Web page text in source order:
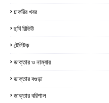
চাকরির খবর
ছবি রিভিউ
টেলিটক
ডাক্তার ও নাম্বার
ডাক্তার বগুড়া
ডাক্তার বরিশাল